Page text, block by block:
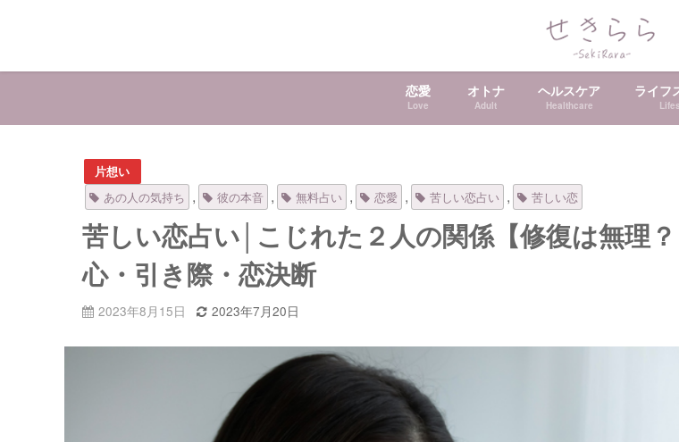
恋愛
Love
オトナ
Adult
ヘルスケア
Healthcare
ライフ
片想い
あの人の気持ち , 彼の本音 , 無料占い , 恋愛 , 苦しい恋占い , 苦しい恋
苦しい恋占い│こじれた２人の関係【修復は無理
心・引き際・恋決断
2023年8月15日 2023年7月20日